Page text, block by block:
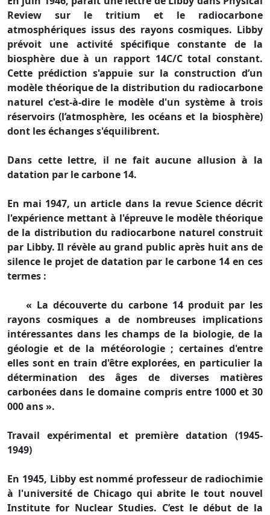
Review sur le tritium et le radiocarbone
atmosphériques issus des rayons cosmiques. Libby
prévoit une activité spécifique constante de la
biosphère due à un rapport 14C/C total constant.
Cette prédiction s'appuie sur la construction d’un
modèle théorique de la distribution du radiocarbone
naturel c'est-à-dire le modèle d'un système à trois
réservoirs (l’atmosphère, les océans et la biosphère)
dont les échanges s'équilibrent.
Dans cette lettre, il ne fait aucune allusion à la
datation par le carbone 14.
En mai 1947, un article dans la revue Science décrit
l'expérience mettant à l'épreuve le modèle théorique
de la distribution du radiocarbone naturel construit
par Libby. Il révèle au grand public après huit ans de
silence le projet de datation par le carbone 14 en ces
termes :
« La découverte du carbone 14 produit par les
rayons cosmiques a de nombreuses implications
intéressantes dans les champs de la biologie, de la
géologie et de la météorologie ; certaines d'entre
elles sont en train d'être explorées, en particulier la
détermination des âges de diverses matières
carbonées dans le domaine compris entre 1000 et 30
000 ans ».
Travail expérimental et première datation (1945-
1949)
En 1945, Libby est nommé professeur de radiochimie
à l'université de Chicago qui abrite le tout nouvel
Institute for Nuclear Studies. C’est le début de la